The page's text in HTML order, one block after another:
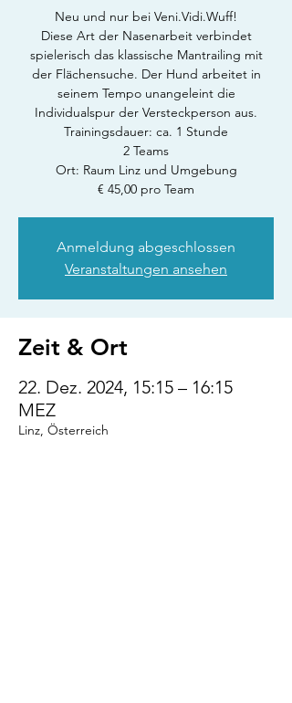
Neu und nur bei Veni.Vidi.Wuff!
Diese Art der Nasenarbeit verbindet
spielerisch das klassische Mantrailing mit
der Flächensuche. Der Hund arbeitet in
seinem Tempo unangeleint die
Individualspur der Versteckperson aus.
Trainingsdauer: ca. 1 Stunde
2 Teams
Ort: Raum Linz und Umgebung
€ 45,00 pro Team
Anmeldung abgeschlossen
Veranstaltungen ansehen
Zeit & Ort
22. Dez. 2024, 15:15 – 16:15
MEZ
Linz, Österreich